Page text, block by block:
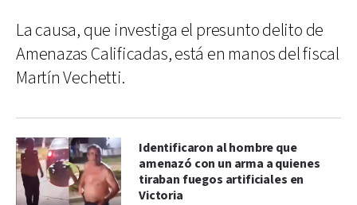
La causa, que investiga el presunto delito de
Amenazas Calificadas, está en manos del fiscal
Martín Vechetti.
Identificaron al hombre que
amenazó con un arma a quienes
tiraban fuegos artificiales en
Victoria